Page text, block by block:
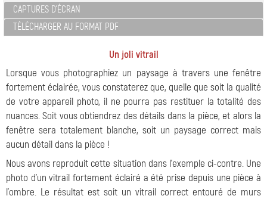
CAPTURES D'ÉCRAN
TÉLÉCHARGER AU FORMAT PDF
Un joli vitrail
Lorsque vous photographiez un paysage à travers une fenêtre
fortement éclairée, vous constaterez que, quelle que soit la qualité
de votre appareil photo, il ne pourra pas restituer la totalité des
nuances. Soit vous obtiendrez des détails dans la pièce, et alors la
fenêtre sera totalement blanche, soit un paysage correct mais
aucun détail dans la pièce !
Nous avons reproduit cette situation dans l'exemple ci-contre. Une
photo d'un vitrail fortement éclairé a été prise depuis une pièce à
l'ombre. Le résultat est soit un vitrail correct entouré de murs